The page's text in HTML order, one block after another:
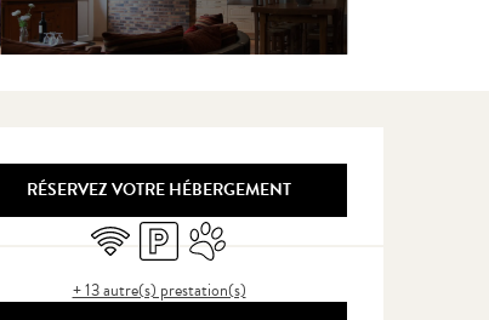
et coordonnées
RÉSERVEZ VOTRE HÉBERGEMENT
WiFi ParkingAnimaux acceptés
+ 13 autre(s) prestation(s)